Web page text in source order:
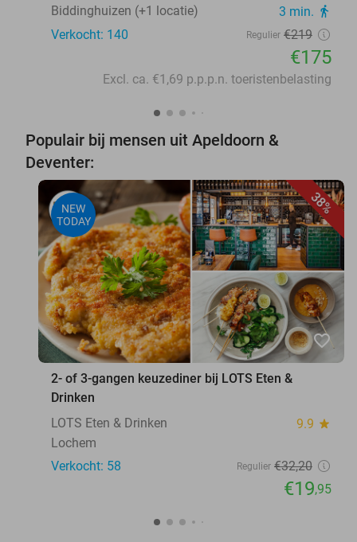
Biddinghuizen (+1 locatie) 3 min. directions_walk
Verkocht: 140 Regulier €219
€175
Excl. ca. €1,69 p.p.p.n. toeristenbelasting
Populair bij mensen uit Apeldoorn &
Deventer:
38%
NEW
TODAY
favorite_border
2- of 3-gangen keuzediner bij LOTS Eten &
Drinken
LOTS Eten & Drinken
9.9 star
Lochem
Verkocht: 58
Regulier €32,20
€19,95